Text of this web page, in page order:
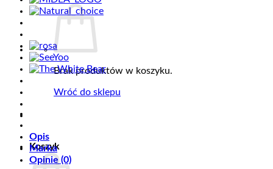
Brak produktów w koszyku.
Wróć do sklepu
Koszyk
Opis
Marka
Opinie (0)